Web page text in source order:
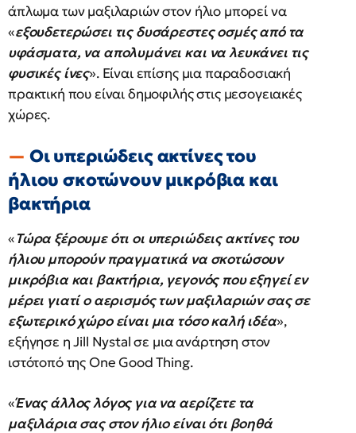
άπλωμα των μαξιλαριών στον ήλιο μπορεί να
«εξουδετερώσει τις δυσάρεστες οσμές από τα
υφάσματα, να απολυμάνει και να λευκάνει τις
φυσικές ίνες». Είναι επίσης μια παραδοσιακή
πρακτική που είναι δημοφιλής στις μεσογειακές
χώρες.
Οι υπεριώδεις ακτίνες του
ήλιου σκοτώνουν μικρόβια και
βακτήρια
«Τώρα ξέρουμε ότι οι υπεριώδεις ακτίνες του
ήλιου μπορούν πραγματικά να σκοτώσουν
μικρόβια και βακτήρια, γεγονός που εξηγεί εν
μέρει γιατί ο αερισμός των μαξιλαριών σας σε
εξωτερικό χώρο είναι μια τόσο καλή ιδέα»,
εξήγησε η Jill Nystal σε μια ανάρτηση στον
ιστότοπό της One Good Thing.
«Ένας άλλος λόγος για να αερίζετε τα
μαξιλάρια σας στον ήλιο είναι ότι βοηθά